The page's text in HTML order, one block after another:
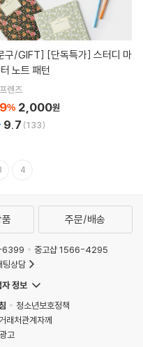
구/GIFT]
노트 패턴
렌즈
% 2,000원
9.7 (133)
4
주문/배송
6399
중고샵 1566-4295
상담
정보
청소년보호정책
래처관계자께
광고